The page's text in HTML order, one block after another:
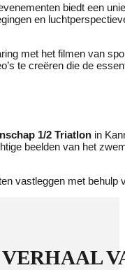
biedt een
en
met het filmen van
te creëren die de
1/2 Triatlon in
beelden van het
vastleggen met